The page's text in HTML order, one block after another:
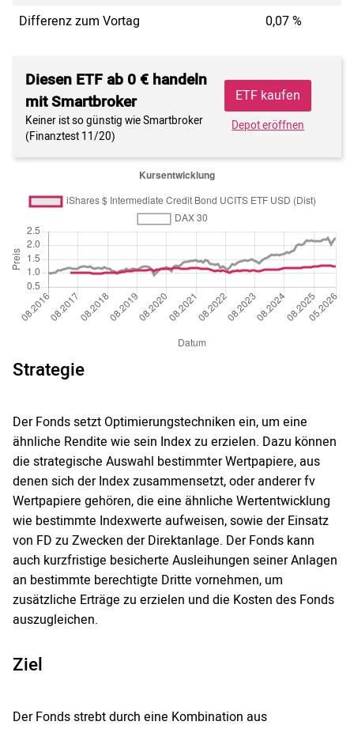
Differenz zum Vortag
0,07 %
Diesen ETF ab 0 € handeln
mit Smartbroker
Keiner ist so günstig wie Smartbroker
(Finanztest 11/20)
ETF kaufen
Depot eröffnen
Strategie
Der Fonds setzt Optimierungstechniken ein, um eine
ähnliche Rendite wie sein Index zu erzielen. Dazu können
die strategische Auswahl bestimmter Wertpapiere, aus
denen sich der Index zusammensetzt, oder anderer fv
Wertpapiere gehören, die eine ähnliche Wertentwicklung
wie bestimmte Indexwerte aufweisen, sowie der Einsatz
von FD zu Zwecken der Direktanlage. Der Fonds kann
auch kurzfristige besicherte Ausleihungen seiner Anlagen
an bestimmte berechtigte Dritte vornehmen, um
zusätzliche Erträge zu erzielen und die Kosten des Fonds
auszugleichen.
Ziel
Der Fonds strebt durch eine Kombination aus